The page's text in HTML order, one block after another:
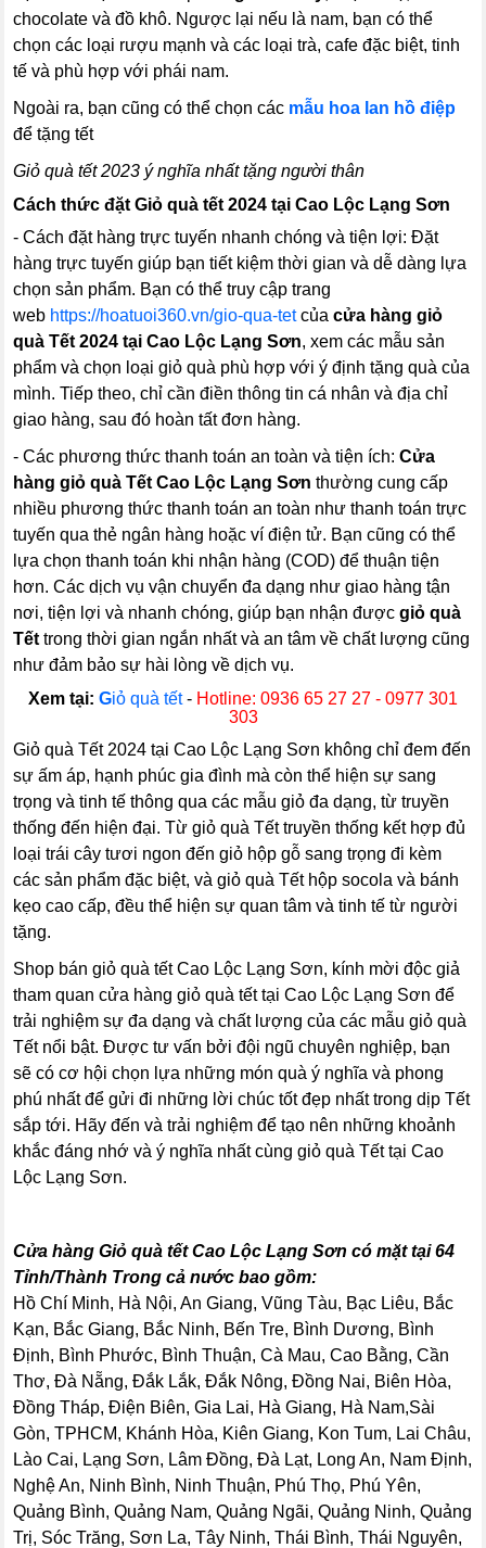
chocolate và đồ khô. Ngược lại nếu là nam, bạn có thể
chọn các loại rượu mạnh và các loại trà, cafe đặc biệt, tinh
tế và phù hợp với phái nam.
Ngoài ra, bạn cũng có thể chọn các mẫu hoa lan hồ điệp
để tặng tết
Giỏ quà tết 2023 ý nghĩa nhất tặng người thân
Cách thức đặt Giỏ quà tết 2024 tại Cao Lộc Lạng Sơn
- Cách đặt hàng trực tuyến nhanh chóng và tiện lợi: Đặt
hàng trực tuyến giúp bạn tiết kiệm thời gian và dễ dàng lựa
chọn sản phẩm. Bạn có thể truy cập trang
web https://hoatuoi360.vn/gio-qua-tetcủa cửa hàng giỏ
quà Tết 2024 tại Cao Lộc Lạng Sơn, xem các mẫu sản
phẩm và chọn loại giỏ quà phù hợp với ý định tặng quà của
mình. Tiếp theo, chỉ cần điền thông tin cá nhân và địa chỉ
giao hàng, sau đó hoàn tất đơn hàng.
- Các phương thức thanh toán an toàn và tiện ích: Cửa
hàng giỏ quà Tết Cao Lộc Lạng Sơn thường cung cấp
nhiều phương thức thanh toán an toàn như thanh toán trực
tuyến qua thẻ ngân hàng hoặc ví điện tử. Bạn cũng có thể
lựa chọn thanh toán khi nhận hàng (COD) để thuận tiện
hơn. Các dịch vụ vận chuyển đa dạng như giao hàng tận
nơi, tiện lợi và nhanh chóng, giúp bạn nhận đượcgiỏ quà
Tết trong thời gian ngắn nhất và an tâm về chất lượng cũng
như đảm bảo sự hài lòng về dịch vụ.
Xem tại: Giỏ quà tết- Hotline: 0936 65 27 27 - 0977 301
303
Giỏ quà Tết 2024 tại Cao Lộc Lạng Sơn không chỉ đem đến
sự ấm áp, hạnh phúc gia đình mà còn thể hiện sự sang
trọng và tinh tế thông qua các mẫu giỏ đa dạng, từ truyền
thống đến hiện đại. Từ giỏ quà Tết truyền thống kết hợp đủ
loại trái cây tươi ngon đến giỏ hộp gỗ sang trọng đi kèm
các sản phẩm đặc biệt, và giỏ quà Tết hộp socola và bánh
kẹo cao cấp, đều thể hiện sự quan tâm và tinh tế từ người
tặng.
Shop bán giỏ quà tết Cao Lộc Lạng Sơn, kính mời độc giả
tham quan cửa hàng giỏ quà tết tại Cao Lộc Lạng Sơn để
trải nghiệm sự đa dạng và chất lượng của các mẫu giỏ quà
Tết nổi bật. Được tư vấn bởi đội ngũ chuyên nghiệp, bạn
sẽ có cơ hội chọn lựa những món quà ý nghĩa và phong
phú nhất để gửi đi những lời chúc tốt đẹp nhất trong dịp Tết
sắp tới. Hãy đến và trải nghiệm để tạo nên những khoảnh
khắc đáng nhớ và ý nghĩa nhất cùng giỏ quà Tết tại Cao
Lộc Lạng Sơn.
Cửa hàng Giỏ quà tết Cao Lộc Lạng Sơn có mặt tại 64
Tỉnh/Thành Trong cả nước bao gồm:
Hồ Chí Minh, Hà Nội, An Giang, Vũng Tàu, Bạc Liêu, Bắc
Kạn, Bắc Giang, Bắc Ninh, Bến Tre, Bình Dương, Bình
Định, Bình Phước, Bình Thuận, Cà Mau, Cao Bằng, Cần
Thơ, Đà Nẵng, Đắk Lắk, Đắk Nông, Đồng Nai, Biên Hòa,
Đồng Tháp, Điện Biên, Gia Lai, Hà Giang, Hà Nam,Sài
Gòn, TPHCM, Khánh Hòa, Kiên Giang, Kon Tum, Lai Châu,
Lào Cai, Lạng Sơn, Lâm Đồng, Đà Lạt, Long An, Nam Định,
Nghệ An, Ninh Bình, Ninh Thuận, Phú Thọ, Phú Yên,
Quảng Bình, Quảng Nam, Quảng Ngãi, Quảng Ninh, Quảng
Trị, Sóc Trăng, Sơn La, Tây Ninh, Thái Bình, Thái Nguyên,